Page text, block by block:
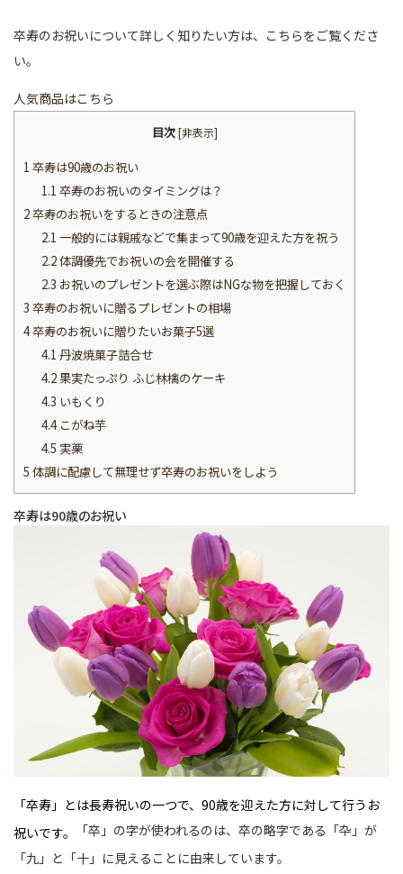
卒寿のお祝いについて詳しく知りたい方は、こちらをご覧くださ
い。
人気商品はこちら
目次 [非表示]
1 卒寿は90歳のお祝い
1.1 卒寿のお祝いのタイミングは？
2卒寿のお祝いをするときの注意点
2.1 一般的には親戚などで集まって90歳を迎えた方を祝う
2.2体調優先でお祝いの会を開催する
2.3 お祝いのプレゼントを選ぶ際はNGな物を把握しておく
3 卒寿のお祝いに贈るプレゼントの相場
4卒寿のお祝いに贈りたいお菓子5選
4.1 丹波焼菓子詰合せ
4.2果実たっぷり ふじ林檎のケーキ
4.3 いもくり
4.4こがね芋
4.5 実栗
5 体調に配慮して無理せず卒寿のお祝いをしよう
卒寿は90歳のお祝い
「卒寿」とは長寿祝いの一つで、90歳を迎えた方に対して行うお
祝いです。
「卒」の字が使われるのは、卒の略字である「卆」が
「九」と「十」に見えることに由来しています。